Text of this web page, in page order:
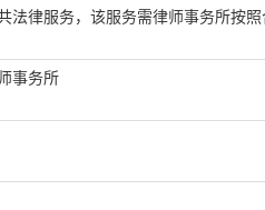
法律服务，该服务需律师事务所按
事务所